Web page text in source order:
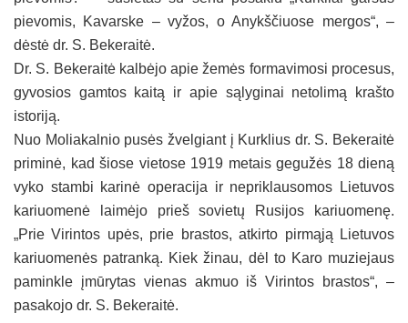
pievomis, Kavarske – vyžos, o Anykščiuose mergos“, –
dėstė dr. S. Bekeraitė.
Dr. S. Bekeraitė kalbėjo apie žemės formavimosi procesus,
gyvosios gamtos kaitą ir apie sąlyginai netolimą krašto
istoriją.
Nuo Moliakalnio pusės žvelgiant į Kurklius dr. S. Bekeraitė
priminė, kad šiose vietose 1919 metais gegužės 18 dieną
vyko stambi karinė operacija ir nepriklausomos Lietuvos
kariuomenė laimėjo prieš sovietų Rusijos kariuomenę.
„Prie Virintos upės, prie brastos, atkirto pirmąją Lietuvos
kariuomenės patranką. Kiek žinau, dėl to Karo muziejaus
paminkle įmūrytas vienas akmuo iš Virintos brastos“, –
pasakojo dr. S. Bekeraitė.